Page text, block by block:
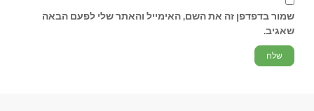
שמור בדפדפן זה את השם, האימייל והאתר שלי לפעם הבאה
שאגיב.